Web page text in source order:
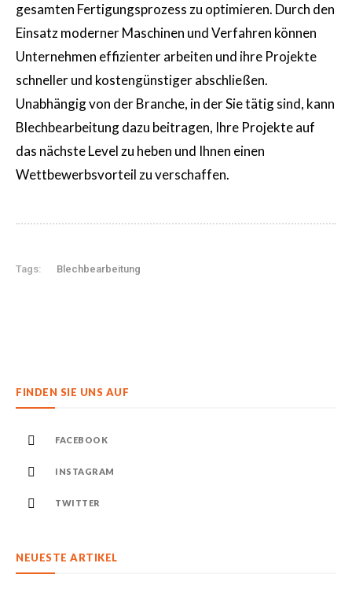
gesamten Fertigungsprozess zu optimieren. Durch den
Einsatz moderner Maschinen und Verfahren können
Unternehmen effizienter arbeiten und ihre Projekte
schneller und kostengünstiger abschließen.
Unabhängig von der Branche, in der Sie tätig sind, kann
Blechbearbeitung dazu beitragen, Ihre Projekte auf
das nächste Level zu heben und Ihnen einen
Wettbewerbsvorteil zu verschaffen.
Tags: Blechbearbeitung
FINDEN SIE UNS AUF
FACEBOOK
INSTAGRAM
TWITTER
NEUESTE ARTIKEL